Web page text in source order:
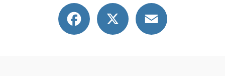
Facebook